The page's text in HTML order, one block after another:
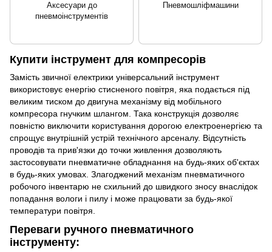
Купити інструмент для компресорів
Замість звичної електрики універсальний інструмент
використовує енергію стисненого повітря, яка подається під
великим тиском до двигуна механізму від мобільного
компресора гнучким шлангом. Така конструкція дозволяє
повністю виключити користування дорогою електроенергією та
спрощує внутрішній устрій технічного арсеналу. Відсутність
проводів та прив'язки до точки живлення дозволяють
застосовувати пневматичне обладнання на будь-яких об'єктах
в будь-яких умовах. Злагоджений механізм пневматичного
робочого інвентарю не схильний до швидкого зносу внаслідок
попадання вологи і пилу і може працювати за будь-якої
температури повітря.
Переваги ручного пневматичного
інструменту:
Аксесуари до
пневмоінструментів
Пневмошліфмашини